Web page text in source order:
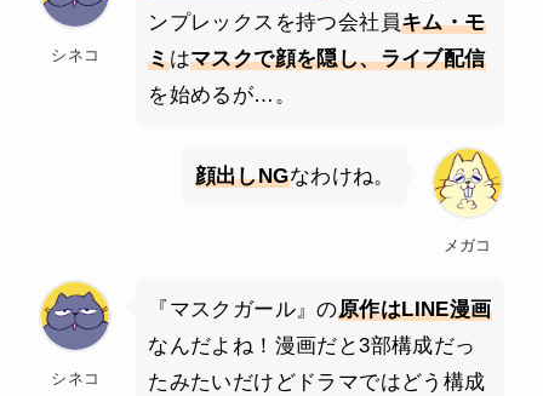
シネコ
ンプレックスを持つ会社員キム・モ
ミはマスクで顔を隠し、ライブ配信
を始めるが…。
メガコ
顔出しNGなわけね。
シネコ
『マスクガール』の原作はLINE漫画
なんだよね！漫画だと3部構成だっ
たみたいだけどドラマではどう構成